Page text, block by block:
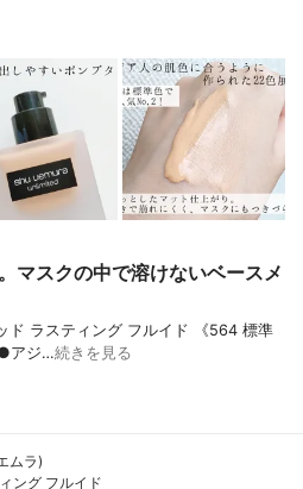
マスクの中で溶けないベースメ
ド ラスティング フルイド 《564 標準
アジ…続きを見る
ムラ)
ング フルイド